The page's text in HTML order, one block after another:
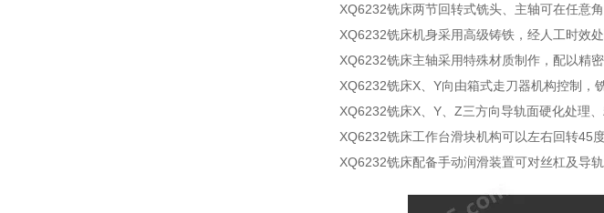
XQ6232铣床两节回转式铣头、主轴可在任意
XQ6232铣床机身采用高级铸铁，经人工时效
XQ6232铣床主轴采用特殊材质制作，配以精
XQ6232铣床X、Y向由箱式走刀器机构控制，
XQ6232铣床X、Y、Z三方向导轨面硬化处理
XQ6232铣床工作台滑块机构可以左右回转45
XQ6232铣床配备手动润滑装置可对丝杠及导轨